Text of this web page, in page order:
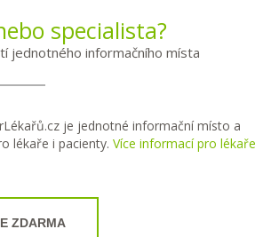
specialista?
jednotného informačního místa
je jednotné informační místo a
lékaře i pacienty. Více informací pro lékaře
ZDARMA